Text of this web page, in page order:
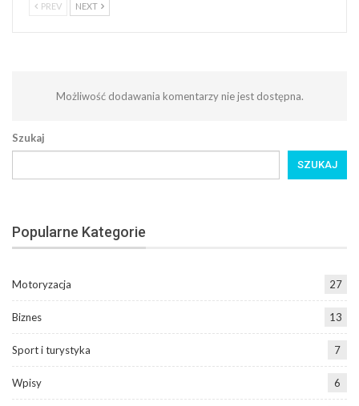
PREV NEXT
Możliwość dodawania komentarzy nie jest dostępna.
Szukaj
SZUKAJ
Popularne Kategorie
Motoryzacja 27
Biznes 13
Sport i turystyka 7
Wpisy 6